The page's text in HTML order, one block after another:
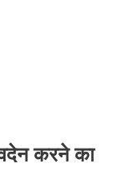
करने का